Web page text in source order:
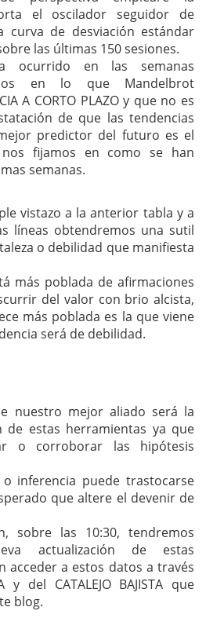
el oscilador seguidor de
curva de desviación estándar
las últimas 150 sesiones.
ocurrido en las semanas
en lo que Mandelbrot
A CORTO PLAZO y que no es
de que las tendencias
predictor del futuro es el
fijamos en como se han
semanas.
vistazo a la anterior tabla y a
líneas obtendremos una sutil
o debilidad que manifiesta
más poblada de afirmaciones
del valor con brio alcista,
más poblada es la que viene
será de debilidad.
nuestro mejor aliado será la
de estas herramientas ya que
o corroborar las hipótesis
inferencia puede trastocarse
que altere el devenir de
sobre las 10:30, tendremos
actualización de estas
acceder a estos datos a través
y del CATALEJO BAJISTA que
blog.